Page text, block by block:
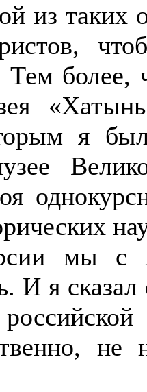
из таких
Тем более,
я
мы
И я